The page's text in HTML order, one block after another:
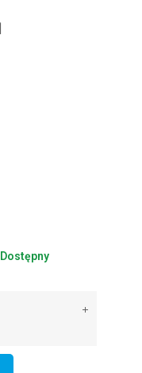
Dostępny